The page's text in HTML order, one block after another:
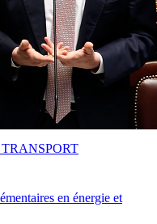
en énergie et